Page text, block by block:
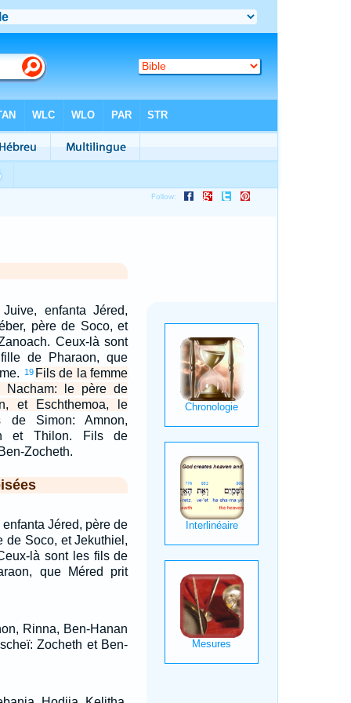
enfanta Jéred,
père de Soco, et
Ceux-là sont
de Pharaon, que
19 Fils de la femme
Nacham: le père de
et Eschthemoa, le
de Simon: Amnon,
et Thilon. Fils de
Zocheth.
Jéred, père de
de Soco, et Jekuthiel,
là sont les fils de
que Méred prit
Rinna, Ben-Hanan
Zocheth et Ben-